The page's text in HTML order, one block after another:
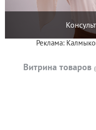
Реклама:
Витрина товаров